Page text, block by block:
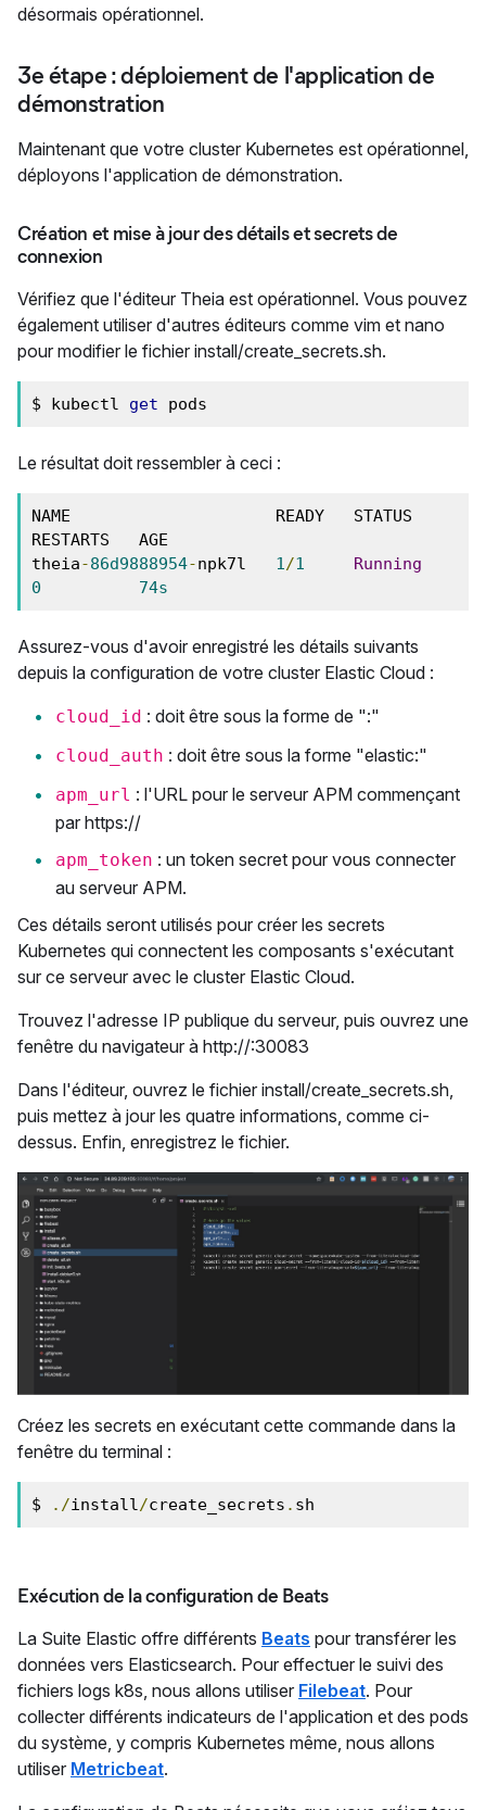
désormais opérationnel.
3e étape : déploiement de l'application de
démonstration
Maintenant que votre cluster Kubernetes est opérationnel,
déployons l'application de démonstration.
Création et mise à jour des détails et secrets de
connexion
Vérifiez que l'éditeur Theia est opérationnel. Vous pouvez
également utiliser d'autres éditeurs comme vim et nano
pour modifier le fichier install/create_secrets.sh.
$ kubectl get pods
Le résultat doit ressembler à ceci :
NAME                     READY   STATUS
RESTARTS   AGE
theia-86d9888954-npk7l 1/1
Running
0
74s
Assurez-vous d'avoir enregistré les détails suivants
depuis la configuration de votre cluster Elastic Cloud :
cloud_id : doit être sous la forme de ":"
cloud_auth : doit être sous la forme "elastic:"
apm_url : l'URL pour le serveur APM commençant
par https://
apm_token : un token secret pour vous connecter
au serveur APM.
Ces détails seront utilisés pour créer les secrets
Kubernetes qui connectent les composants s'exécutant
sur ce serveur avec le cluster Elastic Cloud.
Trouvez l'adresse IP publique du serveur, puis ouvrez une
fenêtre du navigateur à http://:30083
Dans l'éditeur, ouvrez le fichier install/create_secrets.sh,
puis mettez à jour les quatre informations, comme ci-
dessus. Enfin, enregistrez le fichier.
Créez les secrets en exécutant cette commande dans la
fenêtre du terminal :
$ ./install/create_secrets . sh
Exécution de la configuration de Beats
La Suite Elastic offre différents Beats pour transférer les
données vers Elasticsearch. Pour effectuer le suivi des
fichiers logs k8s, nous allons utiliser Filebeat. Pour
collecter différents indicateurs de l'application et des pods
du système, y compris Kubernetes même, nous allons
utiliser Metricbeat.